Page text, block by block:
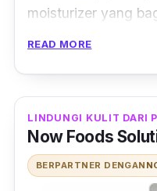
moisturizer yang
READ MORE
LINDUNGI KULIT DARI
Now Foods
BERPARTNER DENGAN